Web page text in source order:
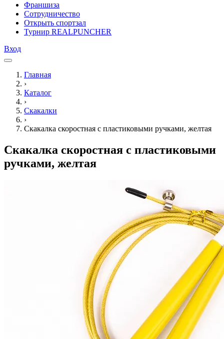
Франшиза
Сотрудничество
Открыть спортзал
Турнир REALPUNCHER
Вход
Главная
›
Каталог
›
Скакалки
›
Скакалка скоростная с пластиковыми ручками, желтая
Скакалка скоростная с пластиковыми
ручками, желтая